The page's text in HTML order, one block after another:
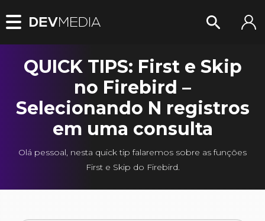
QUICK TIPS: First e Skip
no Firebird –
Selecionando N registros
em uma consulta
Olá pessoal, nesta quick tip falaremos sobre as funções
First e Skip do Firebird.